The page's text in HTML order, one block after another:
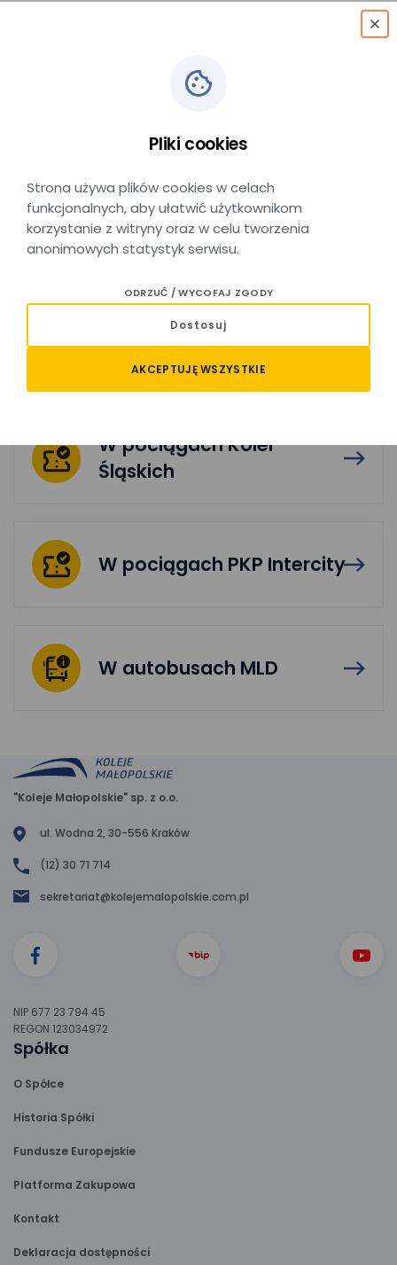
Honorowanie biletów
W pociągach POLREGIO
W pociągach Kolei
Śląskich
W pociągach PKP Intercity
W autobusach MLD
"Koleje Małopolskie" sp. z o.o.
ul. Wodna 2, 30-556 Kraków
(12) 30 71 714
sekretariat@kolejemalopolskie.com.pl
NIP 677 23 794 45
REGON 123034972
Spółka
O Spółce
Historia Spółki
Fundusze Europejskie
Platforma Zakupowa
Kontakt
Deklaracja dostępności
Pliki cookies
Strona używa plików cookies w celach
funkcjonalnych, aby ułatwić użytkownikom
korzystanie z witryny oraz w celu tworzenia
anonimowych statystyk serwisu.
ODRZUĆ / WYCOFAJ ZGODY
Dostosuj
AKCEPTUJĘ WSZYSTKIE